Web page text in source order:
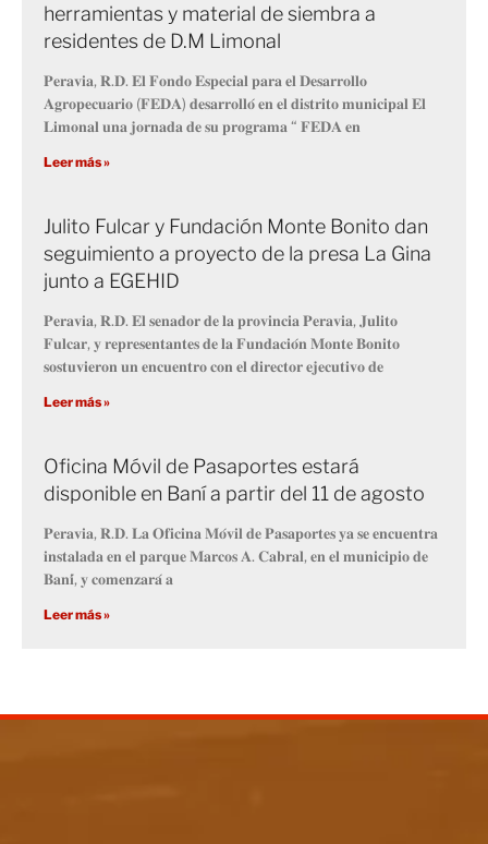
herramientas y material de siembra a
residentes de D.M Limonal
𝐏𝐞𝐫𝐚𝐯𝐢𝐚, 𝐑.𝐃. 𝐄𝐥 𝐅𝐨𝐧𝐝𝐨 𝐄𝐬𝐩𝐞𝐜𝐢𝐚𝐥 𝐩𝐚𝐫𝐚 𝐞𝐥 𝐃𝐞𝐬𝐚𝐫𝐫𝐨𝐥𝐥𝐨
𝐀𝐠𝐫𝐨𝐩𝐞𝐜𝐮𝐚𝐫𝐢𝐨 (𝐅𝐄𝐃𝐀) 𝐝𝐞𝐬𝐚𝐫𝐫𝐨𝐥𝐥𝐨́ 𝐞𝐧 𝐞𝐥 𝐝𝐢𝐬𝐭𝐫𝐢𝐭𝐨 𝐦𝐮𝐧𝐢𝐜𝐢𝐩𝐚𝐥 𝐄𝐥
𝐋𝐢𝐦𝐨𝐧𝐚𝐥 𝐮𝐧𝐚 𝐣𝐨𝐫𝐧𝐚𝐝𝐚 𝐝𝐞 𝐬𝐮 𝐩𝐫𝐨𝐠𝐫𝐚𝐦𝐚 “ 𝐅𝐄𝐃𝐀 𝐞𝐧
Leer más »
Julito Fulcar y Fundación Monte Bonito dan
seguimiento a proyecto de la presa La Gina
junto a EGEHID
𝐏𝐞𝐫𝐚𝐯𝐢𝐚, 𝐑.𝐃. 𝐄𝐥 𝐬𝐞𝐧𝐚𝐝𝐨𝐫 𝐝𝐞 𝐥𝐚 𝐩𝐫𝐨𝐯𝐢𝐧𝐜𝐢𝐚 𝐏𝐞𝐫𝐚𝐯𝐢𝐚, 𝐉𝐮𝐥𝐢𝐭𝐨
𝐅𝐮𝐥𝐜𝐚𝐫, 𝐲 𝐫𝐞𝐩𝐫𝐞𝐬𝐞𝐧𝐭𝐚𝐧𝐭𝐞𝐬 𝐝𝐞 𝐥𝐚 𝐅𝐮𝐧𝐝𝐚𝐜𝐢𝐨́𝐧 𝐌𝐨𝐧𝐭𝐞 𝐁𝐨𝐧𝐢𝐭𝐨
𝐬𝐨𝐬𝐭𝐮𝐯𝐢𝐞𝐫𝐨𝐧 𝐮𝐧 𝐞𝐧𝐜𝐮𝐞𝐧𝐭𝐫𝐨 𝐜𝐨𝐧 𝐞𝐥 𝐝𝐢𝐫𝐞𝐜𝐭𝐨𝐫 𝐞𝐣𝐞𝐜𝐮𝐭𝐢𝐯𝐨 𝐝𝐞
Leer más »
Oficina Móvil de Pasaportes estará
disponible en Baní a partir del 11 de agosto
𝐏𝐞𝐫𝐚𝐯𝐢𝐚, 𝐑.𝐃. 𝐋𝐚 𝐎𝐟𝐢𝐜𝐢𝐧𝐚 𝐌𝐨́𝐯𝐢𝐥 𝐝𝐞 𝐏𝐚𝐬𝐚𝐩𝐨𝐫𝐭𝐞𝐬 𝐲𝐚 𝐬𝐞 𝐞𝐧𝐜𝐮𝐞𝐧𝐭𝐫𝐚
𝐢𝐧𝐬𝐭𝐚𝐥𝐚𝐝𝐚 𝐞𝐧 𝐞𝐥 𝐩𝐚𝐫𝐪𝐮𝐞 𝐌𝐚𝐫𝐜𝐨𝐬 𝐀. 𝐂𝐚𝐛𝐫𝐚𝐥, 𝐞𝐧 𝐞𝐥 𝐦𝐮𝐧𝐢𝐜𝐢𝐩𝐢𝐨 𝐝𝐞
𝐁𝐚𝐧𝐢́, 𝐲 𝐜𝐨𝐦𝐞𝐧𝐳𝐚𝐫𝐚́ 𝐚
Leer más »